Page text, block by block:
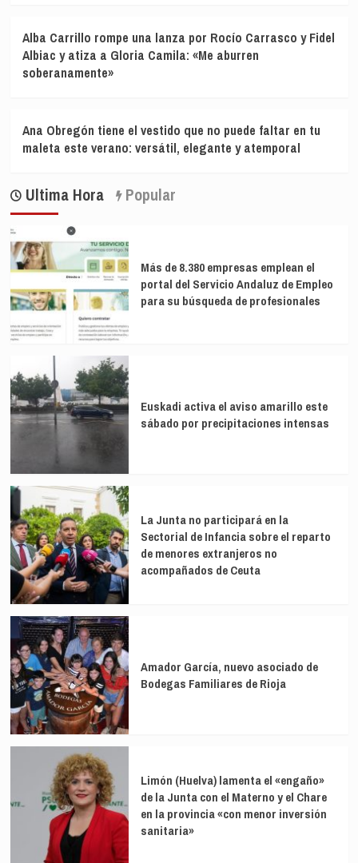
Alba Carrillo rompe una lanza por Rocío Carrasco y Fidel
Albiac y atiza a Gloria Camila: «Me aburren
soberanamente»
Ana Obregón tiene el vestido que no puede faltar en tu
maleta este verano: versátil, elegante y atemporal
Ultima Hora Popular
Más de 8.380 empresas emplean el
portal del Servicio Andaluz de Empleo
para su búsqueda de profesionales
Euskadi activa el aviso amarillo este
sábado por precipitaciones intensas
La Junta no participará en la
Sectorial de Infancia sobre el reparto
de menores extranjeros no
acompañados de Ceuta
Amador García, nuevo asociado de
Bodegas Familiares de Rioja
Limón (Huelva) lamenta el «engaño»
de la Junta con el Materno y el Chare
en la provincia «con menor inversión
sanitaria»